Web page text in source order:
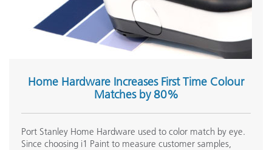
Home Hardware Increases First Time Colour
Matches by 80%
Port Stanley Home Hardware used to color match by eye.
Since choosing i1 Paint to measure customer samples,